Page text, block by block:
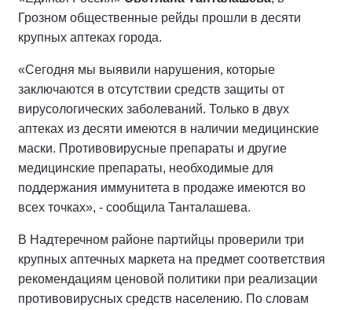
Грозном общественные рейды прошли в десяти
крупных аптеках города.
«Сегодня мы выявили нарушения, которые
заключаются в отсутствии средств защиты от
вирусологических заболеваний. Только в двух
аптеках из десяти имеются в наличии медицинские
маски. Противовирусные препараты и другие
медицинские препараты, необходимые для
поддержания иммунитета в продаже имеются во
всех точках», - сообщила Танталашева.
В Надтеречном районе партийцы проверили три
крупных аптечных маркета на предмет соответствия
рекомендациям ценовой политики при реализации
противовирусных средств населению. По словам